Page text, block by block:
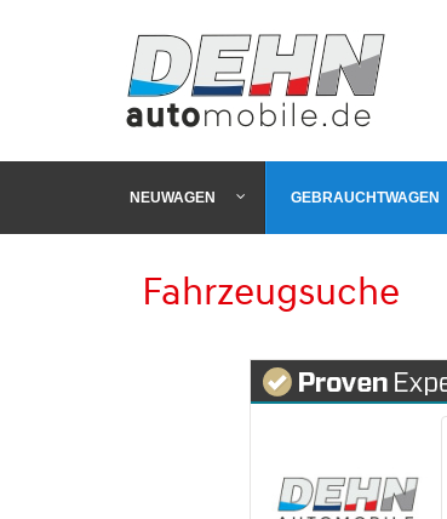
NEUWAGEN GEBRAUCHTWAGEN
Fahrzeugsuche